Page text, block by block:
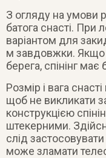
З огляду на умови
батога снасті. При
варіантом для
м завдовжки. Якщо
берега, спінінг
Розмір і вага
щоб не викликати
конструкцією
штекерними.
слід
може зламати